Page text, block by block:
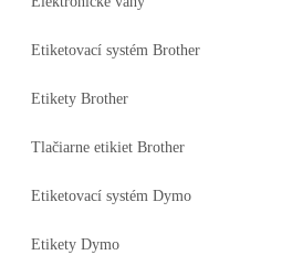
Etiketovací systém Brother
Etikety Brother
Tlačiarne etikiet Brother
Etiketovací systém Dymo
Etikety Dymo